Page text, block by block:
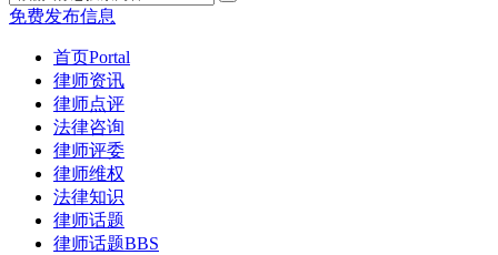
免费发布信息
首页Portal
律师资讯
律师点评
法律咨询
律师评委
律师维权
法律知识
律师话题
律师话题BBS